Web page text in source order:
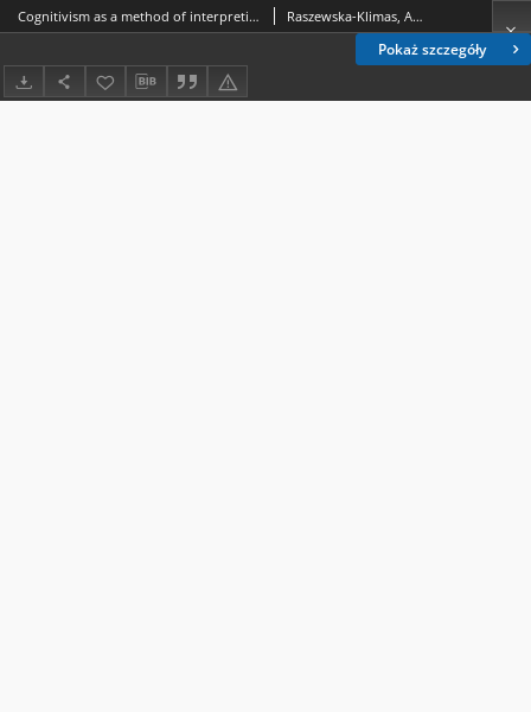
Pokaż szczegóły
Cognitivism as a method of interpreting anthroponyms Raszewska-Klimas, Agnieszka